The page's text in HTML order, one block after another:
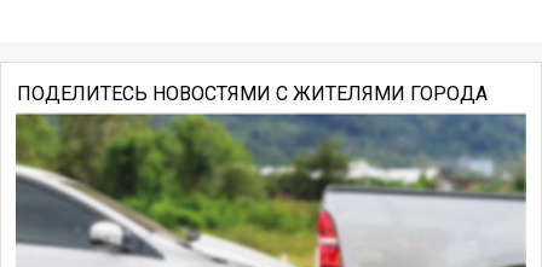
ПОДЕЛИТЕСЬ НОВОСТЯМИ С ЖИТЕЛЯМИ ГОРОДА